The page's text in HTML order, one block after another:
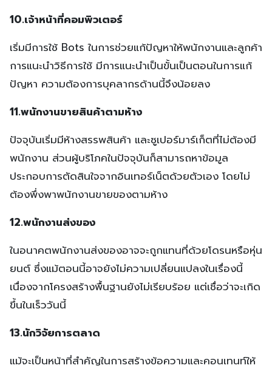
10.เจ้าหน้าที่คอมพิวเตอร์
เริ่มมีการใช้ Bots ในการช่วยแก้ปัญหาให้พนักงานและลูกค้า
การแนะนำวิธีการใช้ มีการแนะนำเป็นขั้นเป็นตอนในการแก้
ปัญหา ความต้องการบุคลากรด้านนี้จึงน้อยลง
11.พนักงานขายสินค้าตามห้าง
ปัจจุบันเริ่มมีห้างสรรพสินค้า และซูเปอร์มาร์เก็ตที่ไม่ต้องมี
พนักงาน ส่วนผู้บริโภคในปัจจุบันก็สามารถหาข้อมูล
ประกอบการตัดสินใจจากอินเทอร์เน็ตด้วยตัวเอง โดยไม่
ต้องพึ่งพาพนักงานขายของตามห้าง
12.พนักงานส่งของ
ในอนาคตพนักงานส่งของอาจจะถูกแทนที่ด้วยโดรนหรือหุ่น
ยนต์ ซึ่งแม้ตอนนี้อาจยังไม่ความเปลี่ยนแปลงในเรื่องนี้
เนื่องจากโครงสร้างพื้นฐานยังไม่เรียบร้อย แต่เชื่อว่าจะเกิด
ขึ้นในเร็ววันนี้
13.นักวิจัยการตลาด
แม้จะเป็นหน้าที่สำคัญในการสร้างข้อความและคอนเทนท์ให้